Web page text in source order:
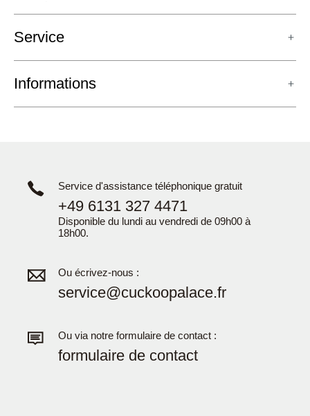
Service
Informations
Service d'assistance téléphonique gratuit
+49 6131 327 4471
Disponible du lundi au vendredi de 09h00 à
18h00.
Ou écrivez-nous :
service@cuckoopalace.fr
Ou via notre formulaire de contact :
formulaire de contact